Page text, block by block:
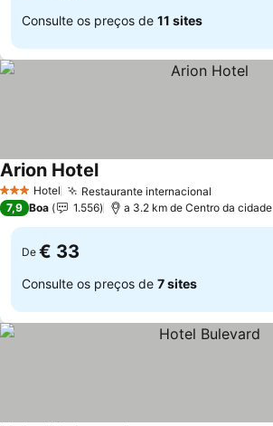
Consulte os preços de 11 sites
3 EstrelasHotel Restaurante internacional
Arion HotelVer preços
7,9 Boa 1.556 a 3.2 km de Centro da cidade
De € 33
Consulte os preços de 7 sites